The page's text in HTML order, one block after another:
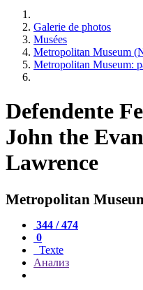
Galerie de photos
Musées
Metropolitan Museum
Metropolitan Museum:
Defendente
John the
Lawrence
Metropolitan
344 / 474
0
Texte
Анализ